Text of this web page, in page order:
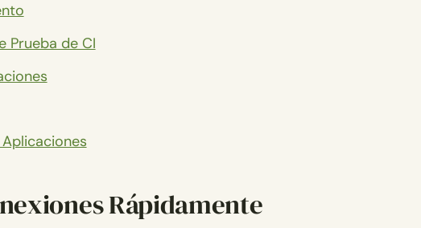
Prueba de CI
Rápidamente